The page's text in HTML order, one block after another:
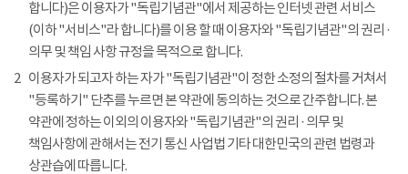
합니다)은 이용자가 "독립기념관"에서 제공하는 인터넷 관련 서비스
(이하 "서비스"라 합니다)를 이용 할 때 이용자와 "독립기념관"의 권리 ·
의무 및 책임 사항 규정을 목적으로 합니다.
2 이용자가 되고자 하는 자가 "독립기념관"이 정한 소정의 절차를 거쳐서
"등록하기" 단추를 누르면 본 약관에 동의하는 것으로 간주합니다. 본
약관에 정하는 이외의 이용자와 "독립기념관"의 권리 · 의무 및
책임사항에 관해서는 전기 통신 사업법 기타 대한민국의 관련 법령과
상관습에 따릅니다.